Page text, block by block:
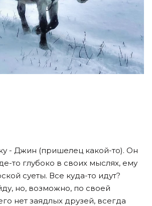
- Джин (пришелец какой-то). Он
то глубоко в своих мыслях, ему
суеты. Все куда-то идут?
но, возможно, по своей
нет заядлых друзей, всегда